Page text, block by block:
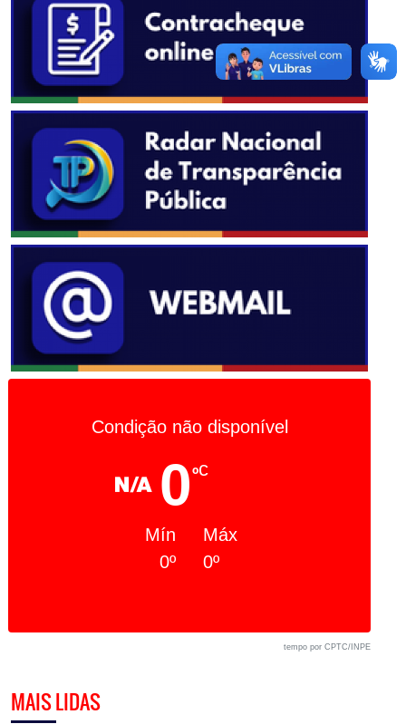
Condição não disponível
0ºc
Mín
0º
Máx
0º
tempo por CPTC/INPE
MAIS LIDAS